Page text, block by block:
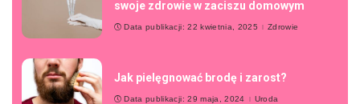
swoje zdrowie w zaciszu domowym
Data publikacji: 22 kwietnia, 2025 Zdrowie
Jak pielęgnować brodę i zarost?
Data publikacji: 29 maja, 2024 Uroda